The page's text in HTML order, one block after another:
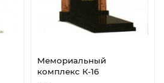
Мемориальный
комплекс К-16